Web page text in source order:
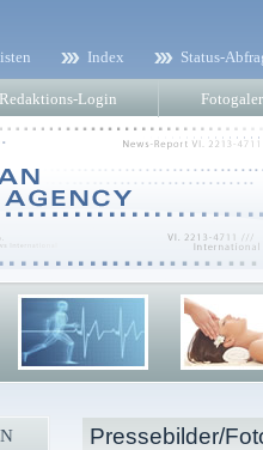
Index Status-
Redaktions-Login
Pressebilder/